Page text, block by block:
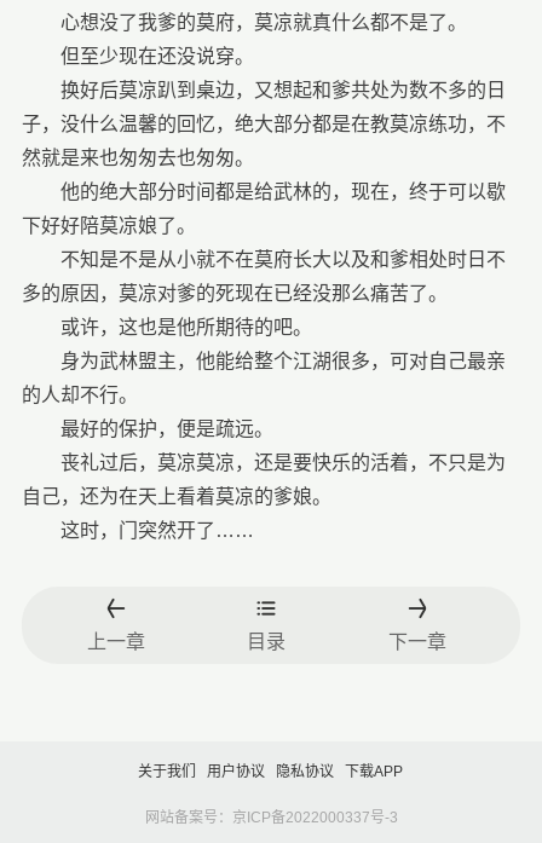
心想没了我爹的莫府，莫凉就真什么都不是了。
但至少现在还没说穿。
换好后莫凉趴到桌边，又想起和爹共处为数不多的日
子，没什么温馨的回忆，绝大部分都是在教莫凉练功，不
然就是来也匆匆去也匆匆。
他的绝大部分时间都是给武林的，现在，终于可以歇
下好好陪莫凉娘了。
不知是不是从小就不在莫府长大以及和爹相处时日不
多的原因，莫凉对爹的死现在已经没那么痛苦了。
或许，这也是他所期待的吧。
身为武林盟主，他能给整个江湖很多，可对自己最亲
的人却不行。
最好的保护，便是疏远。
丧礼过后，莫凉莫凉，还是要快乐的活着，不只是为
自己，还为在天上看着莫凉的爹娘。
这时，门突然开了……
上一章 目录 下一章
关于我们 用户协议 隐私协议 下载APP
网站备案号：京ICP备2022000337号-3